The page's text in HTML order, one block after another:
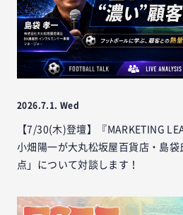
2026.7.1. Wed
【7/30(木)登壇】『MARKETING
小畑陽一が大丸松坂屋百貨店・島袋
点」について対談します！